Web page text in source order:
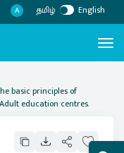
A தமிழ் English
basic principles of
education centres.